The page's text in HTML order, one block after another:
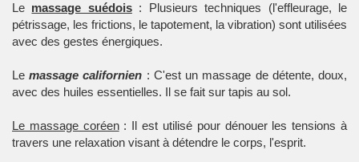
Le massage suédois: Plusieurs techniques (l'effleurage, le
pétrissage, les frictions, le tapotement, la vibration) sont utilisées
avec des gestes énergiques.
Lemassage californien : C'est un massage de détente, doux,
avec des huiles essentielles. Il se fait sur tapis au sol.
Le massage coréen: Il est utilisé pour dénouer les tensions à
travers une relaxation visant à détendre le corps, l'esprit.